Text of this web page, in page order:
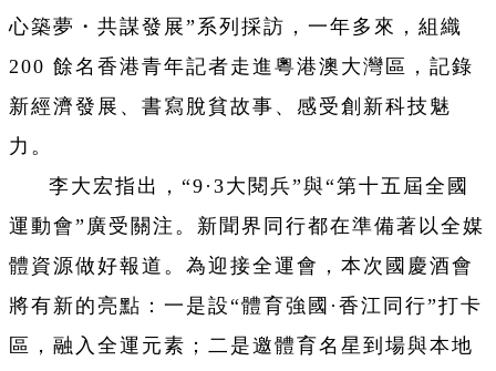
心築夢・共謀發展”系列採訪，一年多來，組織
200 餘名香港青年記者走進粵港澳大灣區，記錄
新經濟發展、書寫脫貧故事、感受創新科技魅
力。
李大宏指出，“9·3大閱兵”與“第十五屆全國
運動會”廣受關注。新聞界同行都在準備著以全媒
體資源做好報道。為迎接全運會，本次國慶酒會
將有新的亮點：一是設“體育強國·香江同行”打卡
區，融入全運元素；二是邀體育名星到場與本地